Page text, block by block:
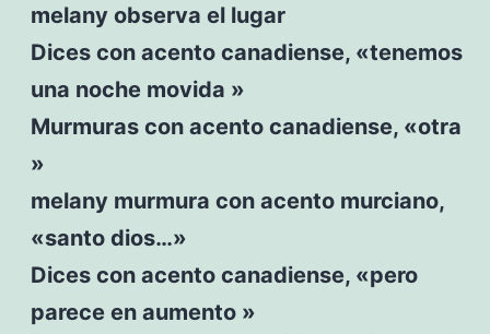
melany observa el lugar
Dices con acento canadiense, «tenemos
una noche movida »
Murmuras con acento canadiense, «otra
»
melany murmura con acento murciano,
«santo dios…»
Dices con acento canadiense, «pero
parece en aumento »